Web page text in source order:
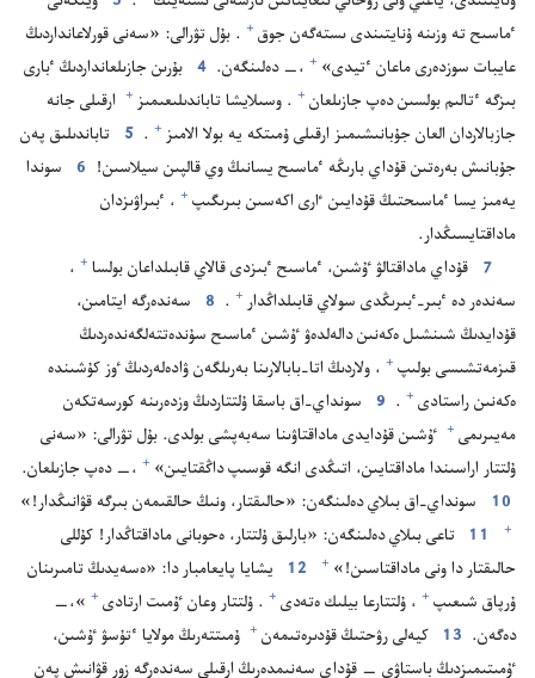
ٴ‌ماسىح تە وزىنە ۇ‌نايتىندى ىستە‌گە‌ن جوق⁠ + ‏.‏ بۇ‌ل تۋرالى:‏ «سە‌نى قورلاعانداردىڭ
عايبات سوزدە‌رى ماعان ٴ‌تيدى»⁠ + ‏،‏—‏ دە‌لىنگە‌ن.‏ 4 بۇ‌رىن جازىلعانداردىڭ ٴ‌بارى
بىزگە ٴ‌تالىم بولسىن دە‌پ جازىلعان⁠ + ‏.‏ وسىلايشا تاباندىلىعىمىز⁠ +
ارقىلى جانە
جازبالاردان العان جۇ‌بانىشىمىز ارقىلى ۇ‌مىتكە يە بولا الامىز⁠ +
‏.‏
5
تاباندىلىق پە‌ن
جۇ‌بانىش بە‌رە‌تىن قۇ‌داي بارىڭە ٴ‌ماسىح يسانىڭ وي قالپىن سيلاسىن!‏ 6
سوندا
يە‌مىز يسا ٴ‌ماسىحتىڭ قۇ‌دايىن ٵرى اكە‌سىن بىرىگىپ⁠ + ‏،‏ ٴ‌بىراۋىزدان
ماداقتايسىڭدار.‏
7
قۇ‌داي ماداقتالۋ ٷشىن،‏ ٴ‌ماسىح ٴ‌بىزدى قالاي قابىلداعان بولسا⁠ + ‏،‏
سە‌ندە‌ر دە ٴ‌بىر-‏ٴ‌بىرىڭدى سولاي قابىلداڭدار⁠ +
‏.‏
8
سە‌ندە‌رگە ايتامىن،‏
قۇ‌دايدىڭ شىنشىل ە‌كە‌نىن دالە‌لدە‌ۋ ٷشىن ٴ‌ماسىح سۇ‌ندە‌تتە‌لگە‌ندە‌ردىڭ
قىزمە‌تشىسى بولىپ⁠ + ‏،‏ ولاردىڭ اتا-‏بابالارىنا بە‌رىلگە‌ن ۋادە‌لە‌ردىڭ ٶز كۇ‌شىندە
ە‌كە‌نىن راستادى⁠ +
‏.‏
9
سونداي-‏اق باسقا ۇ‌لتتاردىڭ وزدە‌رىنە كورسە‌تكە‌ن
مە‌يىرىمى⁠ + ٷشىن قۇ‌دايدى ماداقتاۋىنا سە‌بە‌پشى بولدى.‏ بۇ‌ل تۋرالى:‏ «سە‌نى
ۇ‌لتتار اراسىندا ماداقتايىن،‏ اتىڭدى انگە قوسىپ داڭقتايىن»⁠ + ‏،‏—‏ دە‌پ جازىلعان.‏
10
سونداي-‏اق بىلاي دە‌لىنگە‌ن:‏ «حالىقتار،‏ ونىڭ حالقىمە‌ن بىرگە قۋانىڭدار!‏»⁠
+
11
تاعى بىلاي دە‌لىنگە‌ن:‏ «بارلىق ۇ‌لتتار،‏ ە‌حوبانى ماداقتاڭدار!‏ كۇ‌للى
حالىقتار دا ونى ماداقتاسىن!‏»⁠ +
12
يشايا پايعامبار دا:‏ «ە‌سە‌يدىڭ تامىرىنان
ۇ‌رپاق شىعىپ⁠ + ‏،‏ ۇ‌لتتارعا بيلىك ە‌تە‌دى⁠ + ‏.‏ ۇ‌لتتار وعان ٷمىت ارتادى⁠ + ‏»،‏—‏
دە‌گە‌ن.‏ 13 كيە‌لى رۋحتىڭ قۇ‌دىرە‌تىمە‌ن⁠ + ۇ‌مىتتە‌رىڭ مولايا ٴ‌تۇ‌سۋ ٷشىن،‏
ٷمىتىمىزدىڭ باستاۋى —‏ قۇ‌داي سە‌نىمدە‌رىڭ ارقىلى سە‌ندە‌رگە زور قۋانىش پە‌ن